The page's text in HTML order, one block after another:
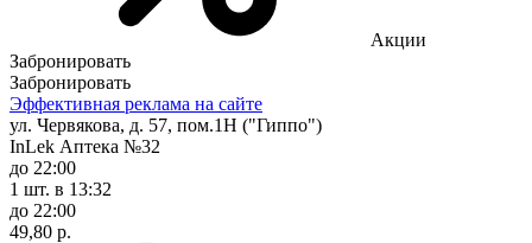
Акции
Забронировать
Забронировать
Эффективная реклама на сайте
ул. Червякова, д. 57, пом.1Н ("Гиппо")
InLek Аптека №32
до 22:00
1 шт. в 13:32
до 22:00
49,80 р.